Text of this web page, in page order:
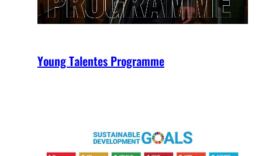
Young Talentes Programme